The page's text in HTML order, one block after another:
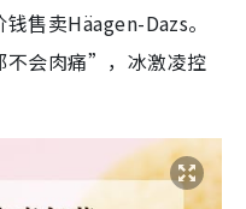
售卖Häagen-Dazs。
不会肉痛”，冰激凌控